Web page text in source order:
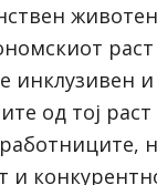
инклузивен и
од тој
работниците,
и